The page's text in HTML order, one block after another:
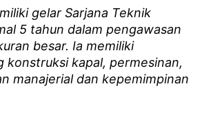
gelar Sarjana Teknik
5 tahun dalam pengawasan
besar. Ia memiliki
kapal, permesinan,
manajerial dan kepemimpinan